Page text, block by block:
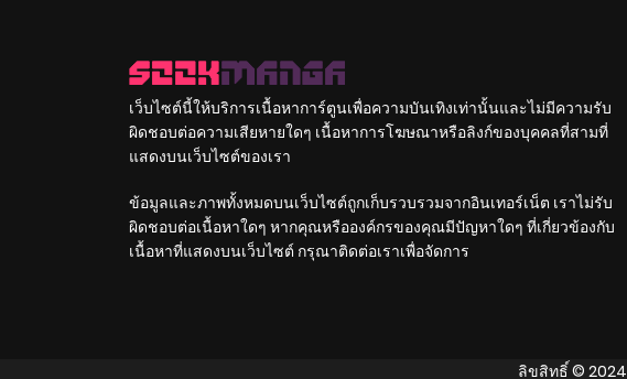
เว็บไซต์นี้ให้บริการเนื้อหาการ์ตูนเพื่อความบันเทิงเท่านั้นและไม่มีความรับ
ผิดชอบต่อความเสียหายใดๆ เนื้อหาการโฆษณาหรือลิงก์ของบุคคลที่สามที่
แสดงบนเว็บไซต์ของเรา
ข้อมูลและภาพทั้งหมดบนเว็บไซต์ถูกเก็บรวบรวมจากอินเทอร์เน็ต เราไม่รับ
ผิดชอบต่อเนื้อหาใดๆ หากคุณหรือองค์กรของคุณมีปัญหาใดๆ ที่เกี่ยวข้องกับ
เนื้อหาที่แสดงบนเว็บไซต์ กรุณาติดต่อเราเพื่อจัดการ
ลิขสิทธิ์ © 2024